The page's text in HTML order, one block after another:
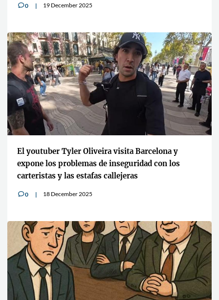
v0 19 December 2025
El youtuber Tyler Oliveira visita Barcelona y
expone los problemas de inseguridad con los
carteristas y las estafas callejeras
v0 18 December 2025